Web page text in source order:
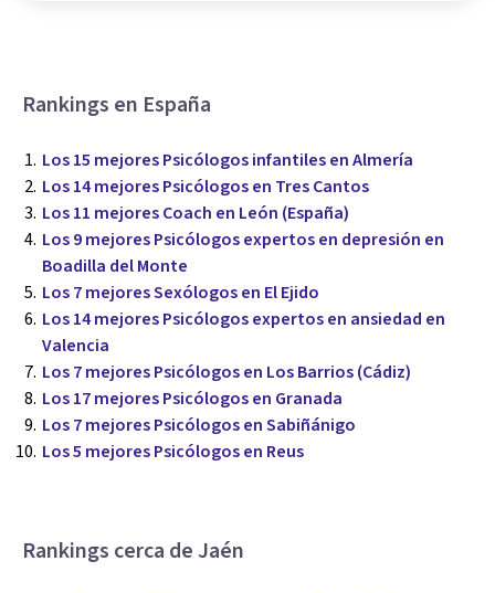
Rankings en España
Los 15 mejores Psicólogos infantiles en Almería
Los 14 mejores Psicólogos en Tres Cantos
Los 11 mejores Coach en León (España)
Los 9 mejores Psicólogos expertos en depresión en
Boadilla del Monte
Los 7 mejores Sexólogos en El Ejido
Los 14 mejores Psicólogos expertos en ansiedad en
Valencia
Los 7 mejores Psicólogos en Los Barrios (Cádiz)
Los 17 mejores Psicólogos en Granada
Los 7 mejores Psicólogos en Sabiñánigo
Los 5 mejores Psicólogos en Reus
Rankings cerca de Jaén